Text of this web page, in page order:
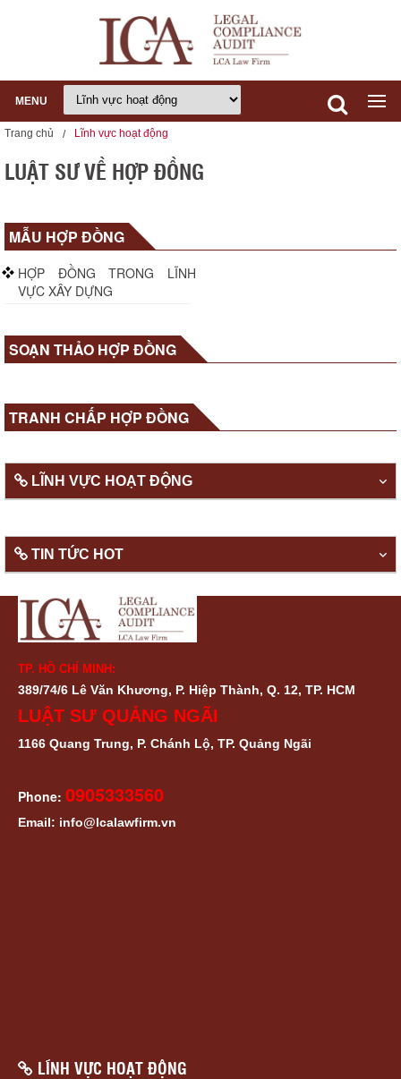
MENU
Trang chủ Lĩnh vực hoạt động
LUẬT SƯ VỀ HỢP ĐỒNG
MẪU HỢP ĐỒNG
HỢP ĐỒNG TRONG LĨNH
VỰC XÂY DỰNG
SOẠN THẢO HỢP ĐỒNG
TRANH CHẤP HỢP ĐỒNG
LĨNH VỰC HOẠT ĐỘNG
TIN TỨC HOT
TP. HỒ CHÍ MINH:
389/74/6 Lê Văn Khương, P. Hiệp Thành, Q. 12, TP. HCM
LUẬT SƯ QUẢNG NGÃI
1166 Quang Trung, P. Chánh Lộ, TP. Quảng Ngãi
Phone: 0905333560
Email: info@lcalawfirm.vn
LĨNH VỰC HOẠT ĐỘNG